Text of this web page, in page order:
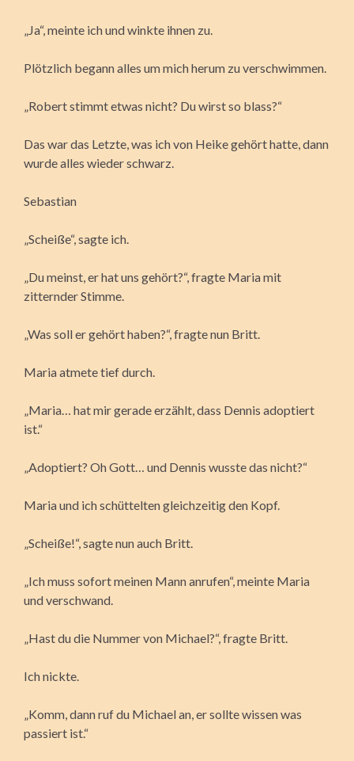
„Ja“, meinte ich und winkte ihnen zu.
Plötzlich begann alles um mich herum zu verschwimmen.
„Robert stimmt etwas nicht? Du wirst so blass?“
Das war das Letzte, was ich von Heike gehört hatte, dann
wurde alles wieder schwarz.
Sebastian
„Scheiße“, sagte ich.
„Du meinst, er hat uns gehört?“, fragte Maria mit
zitternder Stimme.
„Was soll er gehört haben?“, fragte nun Britt.
Maria atmete tief durch.
„Maria… hat mir gerade erzählt, dass Dennis adoptiert
ist.“
„Adoptiert? Oh Gott… und Dennis wusste das nicht?“
Maria und ich schüttelten gleichzeitig den Kopf.
„Scheiße!“, sagte nun auch Britt.
„Ich muss sofort meinen Mann anrufen“, meinte Maria
und verschwand.
„Hast du die Nummer von Michael?“, fragte Britt.
Ich nickte.
„Komm, dann ruf du Michael an, er sollte wissen was
passiert ist.“